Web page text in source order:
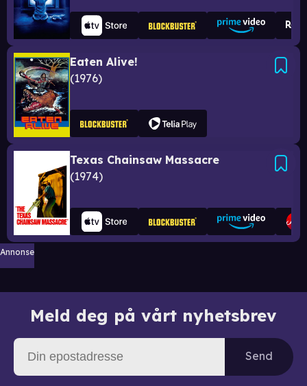
Eaten Alive!
1976
Texas Chainsaw Massacre
1974
Annonse
Meld deg på vårt nyhetsbrev
Send